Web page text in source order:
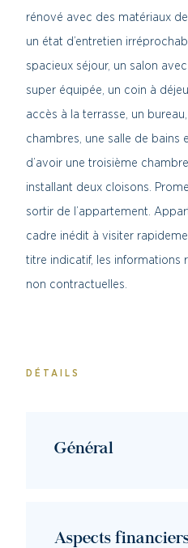
rénové avec des matériaux
un état d’entretien
spacieux séjour, un salon
super équipée, un coin à
accès à la terrasse, un
chambres, une salle de bains
d’avoir une troisième
installant deux cloisons.
sortir de l’appartement.
cadre inédit à visiter
titre indicatif, les informations
non contractuelles.
DÉTAILS
Général
Aspects